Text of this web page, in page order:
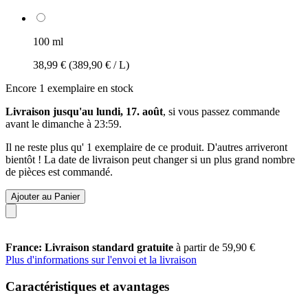
100 ml
38,99 € (389,90 € / L)
Encore 1 exemplaire en stock
Livraison jusqu'au lundi, 17. août, si vous passez commande
avant le dimanche à 23:59.
Il ne reste plus qu' 1 exemplaire de ce produit. D'autres arriveront
bientôt ! La date de livraison peut changer si un plus grand nombre
de pièces est commandé.
Ajouter au Panier
France: Livraison standard gratuite à partir de 59,90 €
Plus d'informations sur l'envoi et la livraison
Caractéristiques et avantages